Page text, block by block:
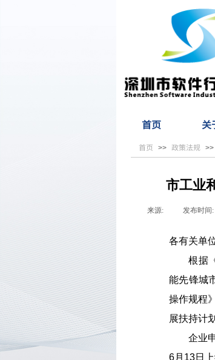
首页 关
首页 >> 政策法规 >>
市工业
来源: 发布时间:
各有关单
根据《
能先锋城
操作规程
展扶持计
企业申
6月13日